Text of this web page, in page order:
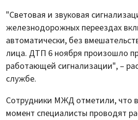
"Световая и звуковая
железнодорожных переездах
автоматически, без
лица. ДТП 6 ноября произошло
работающей сигнализации", –
службе.
Сотрудники МЖД отметили, что
момент специалисты проводят